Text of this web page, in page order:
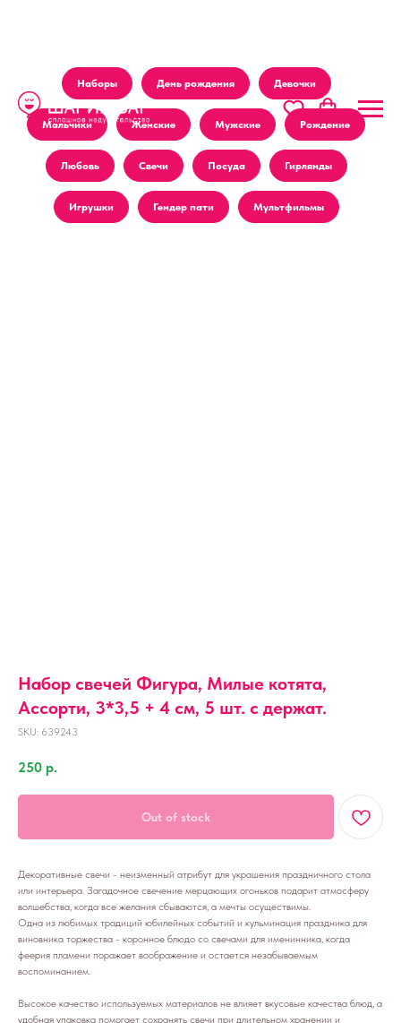
Наборы День рождения Девочки
Мальчики Женские Мужские Рождение
Любовь Свечи Посуда Гирлянды
Игрушки Гендер пати Мультфильмы
Набор свечей Фигура, Милые котята,
Ассорти, 3*3,5 + 4 см, 5 шт. с держат.
SKU: 639243
250 р.
Out of stock
Декоративные свечи - неизменный атрибут для украшения праздничного стола
или интерьера. Загадочное свечение мерцающих огоньков подарит атмосферу
волшебства, когда все желания сбываются, а мечты осуществимы.
Одна из любимых традиций юбилейных событий и кульминация праздника для
виновника торжества - коронное блюдо со свечами для именинника, когда
феерия пламени поражает воображение и остается незабываемым
воспоминанием.
Высокое качество используемых материалов не влияет вкусовые качества блюд, а
удобная упаковка помогает сохранять свечи при длительном хранении и